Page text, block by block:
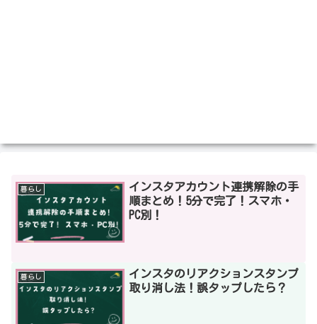
暮らし
インスタアカウント連携解除の手
順まとめ！5分で完了！スマホ・
PC別！
暮らし
インスタのリアクションスタンプ
取り消し法！誤タップしたら？